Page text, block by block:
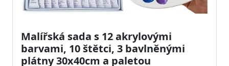
Malířská sada s 12 akrylovými
barvami, 10 štětci, 3 bavlněnými
plátny 30x40cm a paletou